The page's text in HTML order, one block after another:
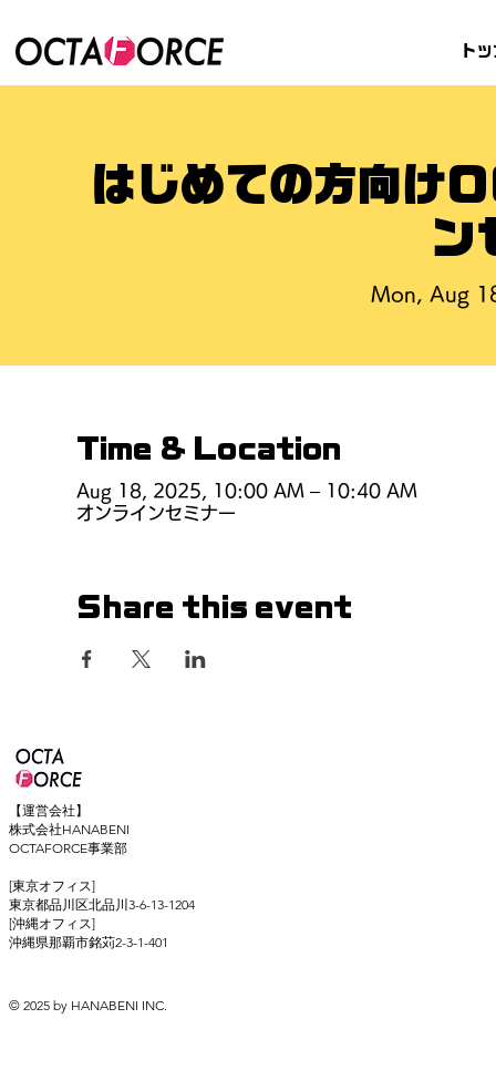
ト
はじめての方向
ン
Mon, Aug
Time & Location
Aug 18, 2025, 10:00 AM – 10:40 AM
オンラインセミナー
Share this event
【運営会社】
株式会社HANABENI
OCTAFORCE事業部
[東京オフィス]
東京都品川区北品川3-6-13-1204
[沖縄オフィス]
​沖縄県那覇市銘苅2-3-1-401
© 2025 by HANABENI INC.